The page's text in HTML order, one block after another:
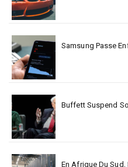
Samsung Passe
Buffett Suspend
En Afrique Du Sud,